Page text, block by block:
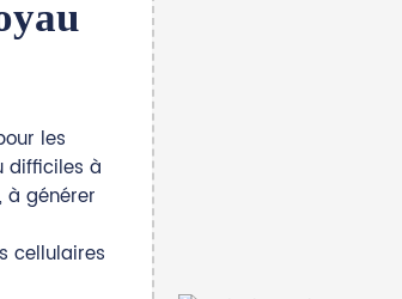
les
difficiles à
à générer
cellulaires